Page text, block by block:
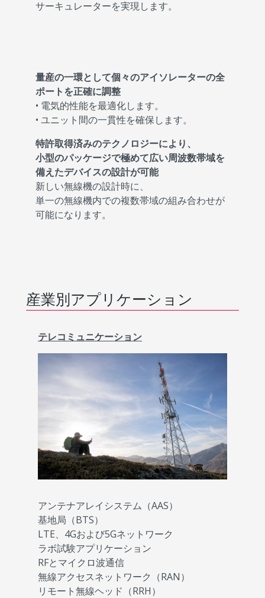
サーキュレーターを実現します。
量産の一環として個々のアイソレーターの全
ポートを正確に調整
• 電気的性能を最適化します。
• ユニット間の一貫性を確保します。
特許取得済みのテクノロジーにより、
小型のパッケージで極めて広い周波数帯域を
備えたデバイスの設計が可能
新しい無線機の設計時に、
単一の無線機内での複数帯域の組み合わせが
可能になります。
産業別アプリケーション
テレコミュニケーション
アンテナアレイシステム（AAS）
基地局（BTS）
LTE、4Gおよび5Gネットワーク
ラボ試験アプリケーション
RFとマイクロ波通信
無線アクセスネットワーク（RAN）
リモート無線ヘッド（RRH）